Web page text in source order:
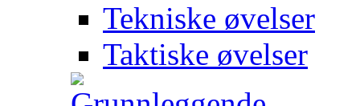
Tekniske øvelser
Taktiske øvelser